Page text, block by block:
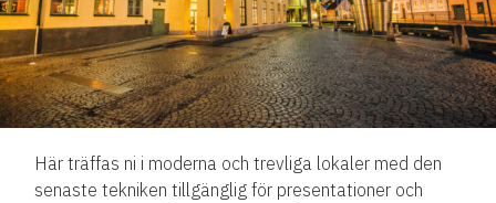
Här träffas ni i moderna och trevliga lokaler med den
senaste tekniken tillgänglig för presentationer och